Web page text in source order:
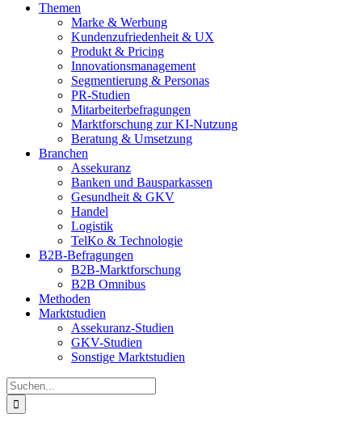
Themen
Marke & Werbung
Kundenzufriedenheit & UX
Produkt & Pricing
Innovationsmanagement
Segmentierung & Personas
PR-Studien
Mitarbeiterbefragungen
Marktforschung zur KI-Nutzung
Beratung & Umsetzung
Branchen
Assekuranz
Banken und Bausparkassen
Gesundheit & GKV
Handel
Logistik
TelKo & Technologie
B2B-Befragungen
B2B-Marktforschung
B2B Omnibus
Methoden
Marktstudien
Assekuranz-Studien
GKV-Studien
Sonstige Marktstudien
Suche
nach: